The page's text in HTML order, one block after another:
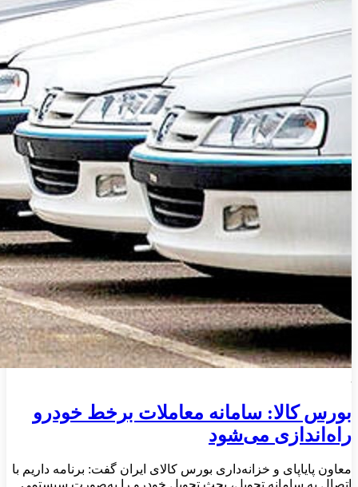
بورس کالا: سامانه معاملات برخط خودرو
راه‌اندازی می‌شود
معاون پایاپای و خزانه‌داری بورس کالای ایران گفت: برنامه داریم با